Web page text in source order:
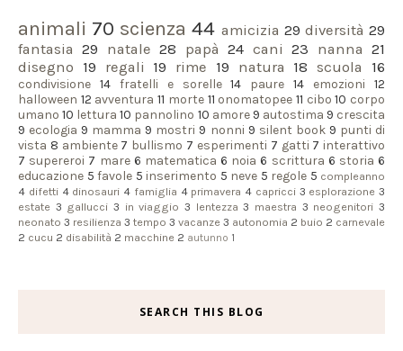
animali 70 scienza 44 amicizia 29 diversità 29
fantasia
29 natale 28 papà 24 cani 23 nanna 21
disegno
19 regali 19 rime 19 natura 18 scuola 16
condivisione 14 fratelli e sorelle 14 paure 14 emozioni
12
halloween 12 avventura 11 morte 11 onomatopee 11 cibo 10 corpo
umano 10 lettura 10 pannolino 10 amore 9 autostima 9 crescita
9 ecologia 9 mamma 9 mostri 9 nonni 9 silent book 9 punti di
vista 8 ambiente 7 bullismo 7 esperimenti 7 gatti 7 interattivo
7 supereroi 7 mare 6 matematica 6 noia 6 scrittura 6 storia 6
educazione 5 favole 5 inserimento 5 neve 5 regole 5 compleanno
4 difetti 4 dinosauri 4 famiglia 4 primavera 4 capricci 3 esplorazione 3
estate 3 gallucci 3 in viaggio 3 lentezza 3 maestra 3 neogenitori 3
neonato 3 resilienza 3 tempo 3 vacanze 3 autonomia 2 buio 2 carnevale
2 cucu 2 disabilità 2 macchine 2 autunno 1
SEARCH THIS BLOG